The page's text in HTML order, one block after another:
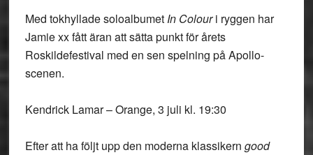
Med tokhyllade soloalbumet In Colouri ryggen har
Jamie xx fått äran att sätta punkt för årets
Roskildefestival med en sen spelning på Apollo-
scenen.
Kendrick Lamar – Orange, 3 juli kl. 19:30
Efter att ha följt upp den moderna klassikern good